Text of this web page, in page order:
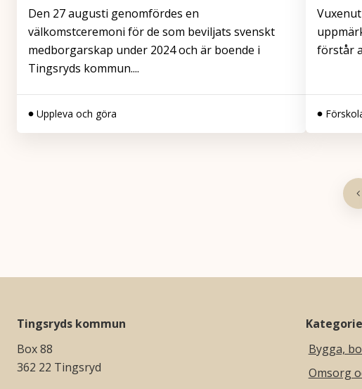
Den 27 augusti genomfördes en
välkomstceremoni för de som beviljats svenskt
medborgarskap under 2024 och är boende i
Tingsryds kommun....
Uppleva och göra
förstår
Tingsryds kommun
Box 88
362 22 Tingsryd
Bygga,
Omsorg